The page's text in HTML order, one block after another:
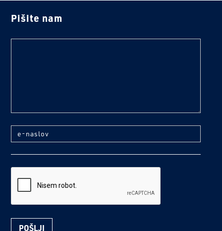
Pišite nam
e-naslov